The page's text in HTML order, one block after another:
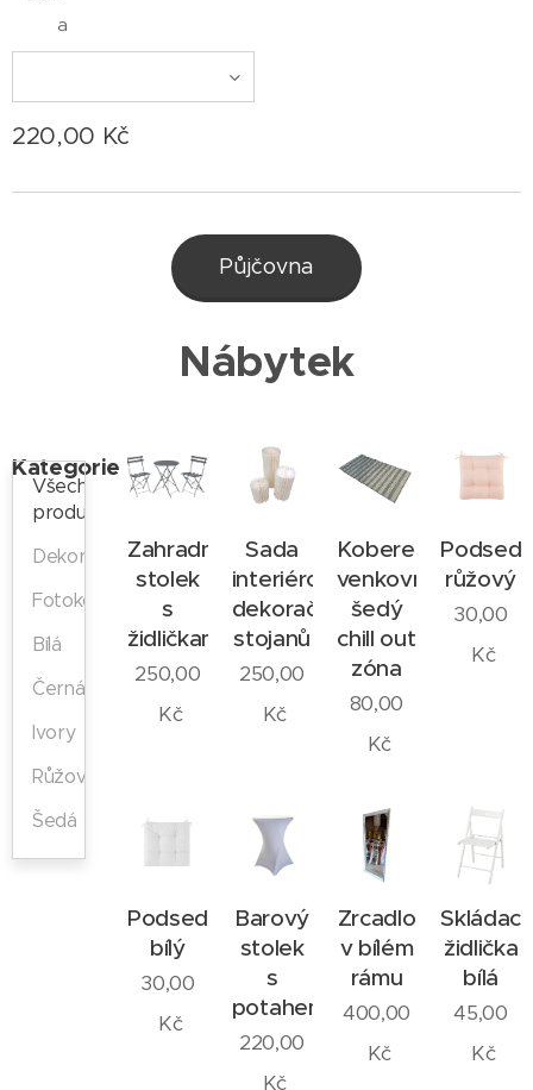
a
220,00 Kč
Půjčovna
Nábytek
Kategorie
Všechny
produkty
Dekorace
Fotokoutek
Bílá
Černá
Ivory
Růžová
Šedá
Zahradní
stolek
s
židličkami
250,00
Kč
Sada
interiérových
dekoračních
stojanů
250,00
Kč
Koberec
venkovní
šedý
chill out
zóna
80,00
Kč
růžový
30,00
Kč
Podsedák
bílý
30,00
Kč
Barový
stolek
s
potahem
220,00
Kč
Zrcadlo
v bílém
rámu
400,00
Kč
Skládací
židlička
bílá
45,00
Kč